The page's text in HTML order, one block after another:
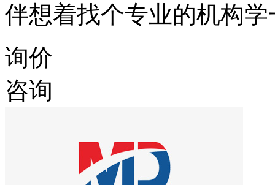
伴想着找个专业的机构
询价
咨询